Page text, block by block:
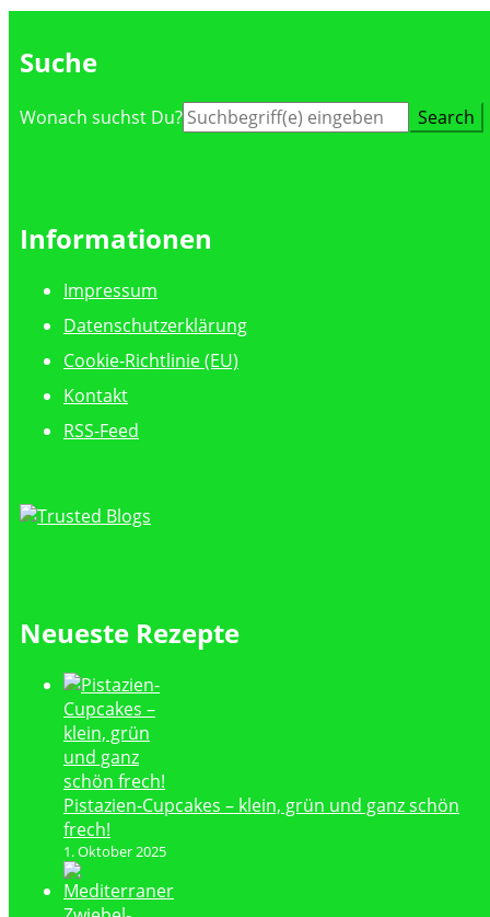
Suche
Suche
Wonach suchst Du?
Informationen
Impressum
Datenschutzerklärung
Cookie-Richtlinie (EU)
Kontakt
RSS-Feed
Neueste Rezepte
Pistazien-Cupcakes – klein, grün und ganz schön
frech!
1. Oktober 2025